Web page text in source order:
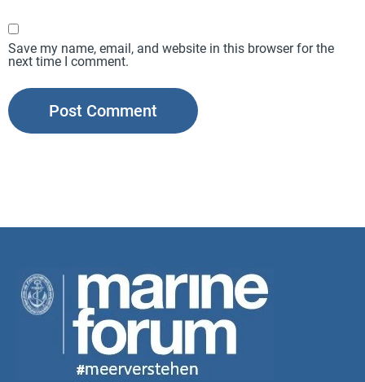
Save my name, email, and website in this browser for the
next time I comment.